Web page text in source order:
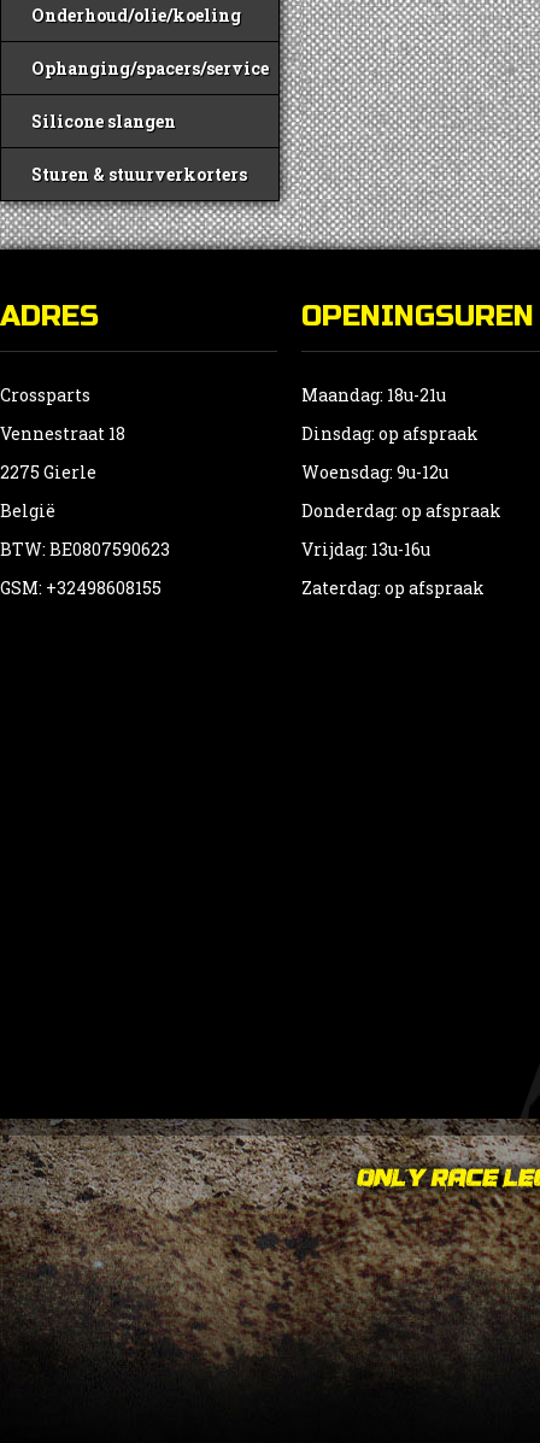
Onderhoud/olie/koeling
Ophanging/spacers/service
Silicone slangen
Sturen & stuurverkorters
ADRES
Crossparts
Vennestraat 18
2275 Gierle
België
BTW: BE0807590623
GSM: +32498608155
OPENINGSUREN
Maandag: 18u-21u
Dinsdag: op afspraak
Woensdag: 9u-12u
Donderdag: op afspraak
Vrijdag: 13u-16u
Zaterdag: op afspraak